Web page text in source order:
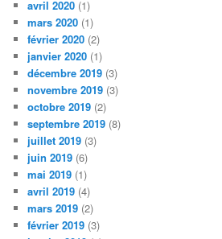
avril 2020 (1)
mars 2020 (1)
février 2020 (2)
janvier 2020 (1)
décembre 2019 (3)
novembre 2019 (3)
octobre 2019 (2)
septembre 2019 (8)
juillet 2019 (3)
juin 2019 (6)
mai 2019 (1)
avril 2019 (4)
mars 2019 (2)
février 2019 (3)